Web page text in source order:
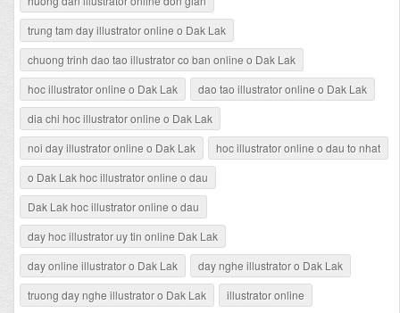
trung tam day illustrator online o Dak Lak
chuong trinh dao tao illustrator co ban online o Dak Lak
hoc illustrator online o Dak Lak
dao tao illustrator online o Dak Lak
dia chi hoc illustrator online o Dak Lak
noi day illustrator online o Dak Lak
hoc illustrator online o dau to nhat
o Dak Lak hoc illustrator online o dau
Dak Lak hoc illustrator online o dau
day hoc illustrator uy tin online Dak Lak
day online illustrator o Dak Lak
day nghe illustrator o Dak Lak
truong day nghe illustrator o Dak Lak
illustrator online